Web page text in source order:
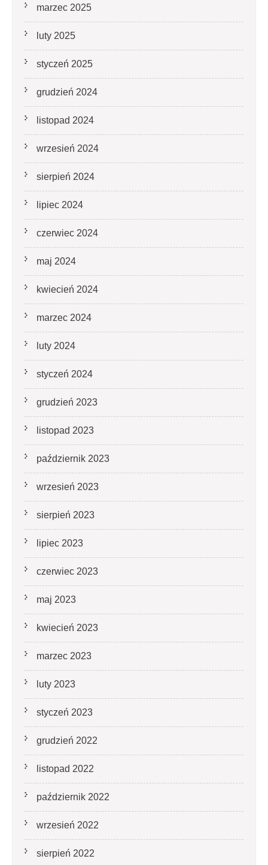
marzec 2025
luty 2025
styczeń 2025
grudzień 2024
listopad 2024
wrzesień 2024
sierpień 2024
lipiec 2024
czerwiec 2024
maj 2024
kwiecień 2024
marzec 2024
luty 2024
styczeń 2024
grudzień 2023
listopad 2023
październik 2023
wrzesień 2023
sierpień 2023
lipiec 2023
czerwiec 2023
maj 2023
kwiecień 2023
marzec 2023
luty 2023
styczeń 2023
grudzień 2022
listopad 2022
październik 2022
wrzesień 2022
sierpień 2022